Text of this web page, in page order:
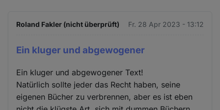
Roland Fakler (nicht überprüft) Fr. 28 Apr 2023 - 13:12
Ein kluger und abgewogener
Ein kluger und abgewogener Text!
Natürlich sollte jeder das Recht haben, seine
eigenen Bücher zu verbrennen, aber es ist eben